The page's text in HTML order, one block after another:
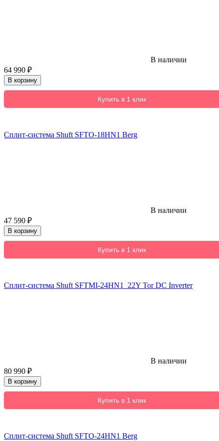
В наличии
64 990 ₽
В корзину
Купить в 1 клик
Сплит-система Shuft SFTO-18HN1 Berg
В наличии
47 590 ₽
В корзину
Купить в 1 клик
Сплит-система Shuft SFTMI-24HN1_22Y Tor DC Inverter
В наличии
80 990 ₽
В корзину
Купить в 1 клик
Сплит-система Shuft SFTO-24HN1 Berg